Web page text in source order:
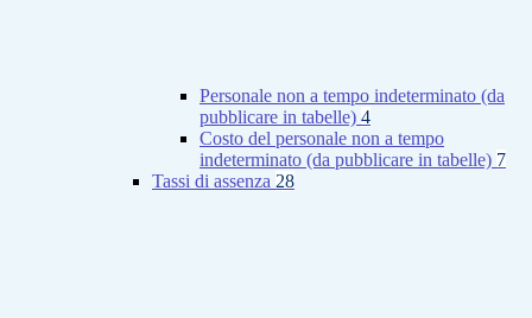
Personale non a tempo indeterminato (da
pubblicare in tabelle) 4
Costo del personale non a tempo
indeterminato (da pubblicare in tabelle) 7
Tassi di assenza 28